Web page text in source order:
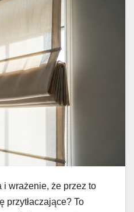
i wrażenie, że przez to
przytłaczające? To